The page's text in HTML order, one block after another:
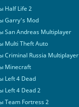
Half Life 2
Garry's Mod
San Andreas Multiplayer
Multi Theft Auto
Criminal Russia Multiplayer
Minecraft
Left 4 Dead
Left 4 Dead 2
Team Fortress 2